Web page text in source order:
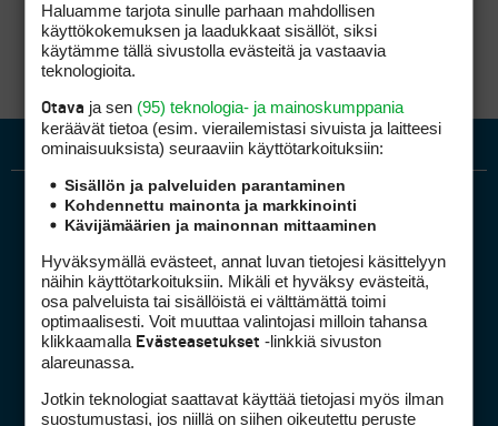
Golfpiste mediakortti
Golfpisteen yhteystiedot
Haluamme tarjota sinulle parhaan mahdollisen
käyttökokemuksen ja laadukkaat sisällöt, siksi
käytämme tällä sivustolla evästeitä ja vastaavia
teknologioita.
Otava ja sen (95) teknologia- ja mainoskumppania
keräävät tietoa (esim. vierailemis­tasi sivuista ja laitteesi
ominaisuuk­sista) seuraaviin käyttötarkoituksiin:
Sisällön ja palveluiden parantaminen
Kohdennettu mainonta ja markkinointi
Kävijämäärien ja mainonnan mittaaminen
Hyväksymällä evästeet, annat luvan tietojesi käsittelyyn
näihin käyttötarkoituksiin. Mikäli et hyväksy evästeitä,
osa palveluista tai sisällöistä ei välttämättä toimi
optimaalisesti. Voit muuttaa valintojasi milloin tahansa
klikkaamalla Evästeasetukset -linkkiä sivuston
alareunassa.
Jotkin teknologiat saattavat käyttää tietojasi myös ilman
suostumustasi, jos niillä on siihen oikeutettu peruste